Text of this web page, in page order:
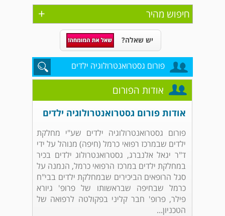
+ חיפוש מהיר
יש שאלה?
פורום גסטרואנטרולוגיה ילדים
אודות הפורום
אודות פורום גסטרואנטרולוגיה ילדים
פורום גסטרואנטרולוגיה ילדים שע"י מחלקת
ילדים שבמרכז רפואי כרמל (חיפה) מנוהל על ידי
ד"ר יגאל אלנברג, גסטרואנטרולוג ילדים בכיר
במחלקת ילדים במרכז הרפואי כרמל, הנמנה על
סגל הרופאים הביכירים שבמחלקת ילדים בבי"ח
כרמל שבחיפה שבראשותו של פרופ' גיורא
פילר, פרופ' חבר קליני בפקולטה לרפואה של
הטכניון...